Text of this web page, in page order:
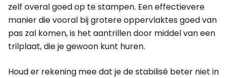
zelf overal goed op te stampen. Een effectievere
manier die vooral bij grotere oppervlaktes goed van
pas zal komen, is het aantrillen door middel van een
trilplaat, die je gewoon kunt huren.
Houd er rekening mee dat je de stabilisé beter niet in